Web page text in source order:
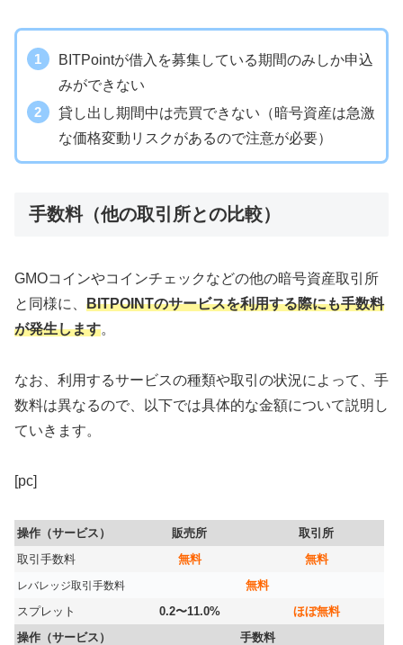
BITPointが借入を募集している期間のみしか申込
みができない
貸し出し期間中は売買できない（暗号資産は急激
な価格変動リスクがあるので注意が必要）
手数料（他の取引所との比較）
GMOコインやコインチェックなどの他の暗号資産取引所
と同様に、 BITPOINTのサービスを利用する際にも手数料
が発生します。
なお、利用するサービスの種類や取引の状況によって、手
数料は異なるので、以下では具体的な金額について説明し
ていきます。
[pc]
操作（サービス） 販売所
取引所
取引手数料
無料 無料
レバレッジ取引手数料
無料
スプレット
0.2〜11.0%
ほぼ無料
操作（サービス）
手数料